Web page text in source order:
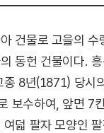
건물로 고을의
동헌 건물이다.
8년(1871) 당시
보수하여, 앞면 7
덟 팔자 모양인